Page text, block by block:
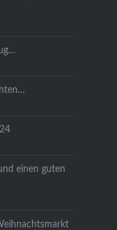
einen guten